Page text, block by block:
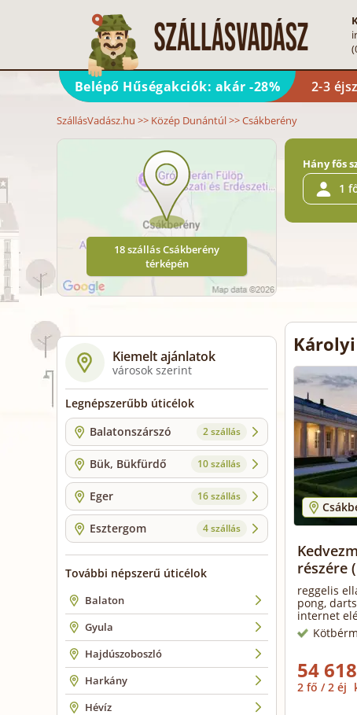
Belépő Hűségakciók: akár -28% 2-3
SzállásVadász.hu >> Közép Dunántúl>>Csákberény
18 szállás Csákberény
térképén
Kiemelt ajánlatok
városok szerint
Legnépszerűbb úticélok
Balatonszárszó
2 szállás
Bük, Bükfürdő 10 szállás
Eger 16 szállás
Esztergom 4 szállás
További népszerű úticélok
Balaton
Gyula
Hajdúszoboszló
Harkány
Hévíz
Hány fős
1
részére
reggelis
pong,
internet
54
2 fő / 2 éj